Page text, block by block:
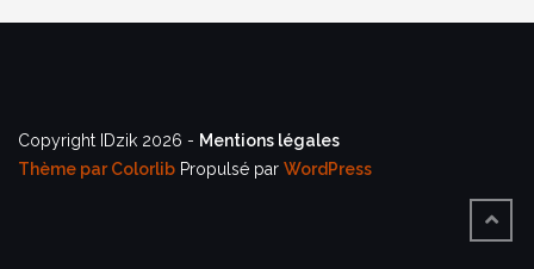
Copyright IDzik 2026 - Mentions légales
Thème parColorlib Propulsé par WordPress